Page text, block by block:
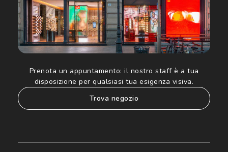
Prenota un appuntamento: il nostro staff è a tua
disposizione per qualsiasi tua esigenza visiva.
trova negozio